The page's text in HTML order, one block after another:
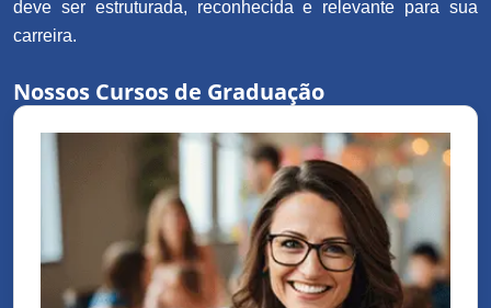
deve ser estruturada, reconhecida e relevante para sua
carreira.
Nossos Cursos de Graduação